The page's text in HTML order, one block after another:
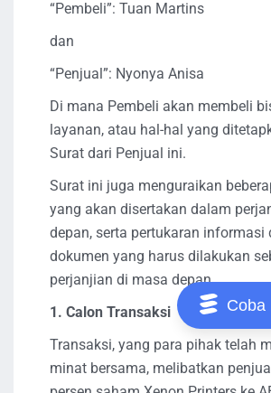
“Pembeli”: Tuan Martins
dan
“Penjual”: Nyonya Anisa
Di mana Pembeli akan membeli
layanan, atau hal-hal yang
Surat dari Penjual ini.
Surat ini juga menguraikan
yang akan disertakan dalam
depan, serta pertukaran informasi
dokumen yang harus dilakukan
perjanjian di masa depan.
1. Calon Transaksi
Transaksi, yang para pihak telah
minat bersama, melibatkan
Coba